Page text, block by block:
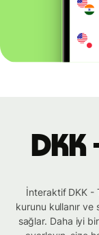
İnteraktif DKK -
kurunu kullanır ve
sağlar. Daha iyi